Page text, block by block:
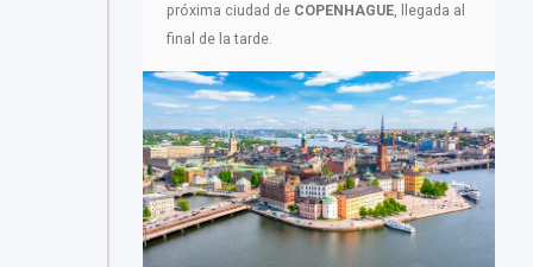
próxima ciudad de COPENHAGUE , llegada al
final de la tarde.